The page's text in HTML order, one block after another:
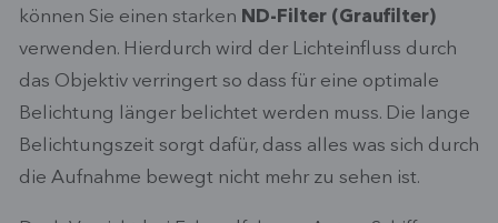
können Sie einen starken ND-Filter (Graufilter)
verwenden. Hierdurch wird der Lichteinfluss durch
das Objektiv verringert so dass für eine optimale
Belichtung länger belichtet werden muss. Die lange
Belichtungszeit sorgt dafür, dass alles was sich durch
die Aufnahme bewegt nicht mehr zu sehen ist.